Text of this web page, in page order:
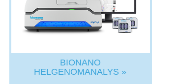
BIONANO
HELGENOMANALYS »